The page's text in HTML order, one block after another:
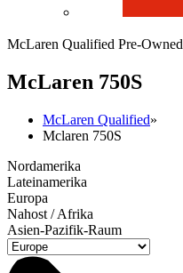
McLaren Qualified Pre-Owned
McLaren 750S
McLaren Qualified»
Mclaren 750S
Nordamerika
Lateinamerika
Europa
Nahost / Afrika
Asien-Pazifik-Raum